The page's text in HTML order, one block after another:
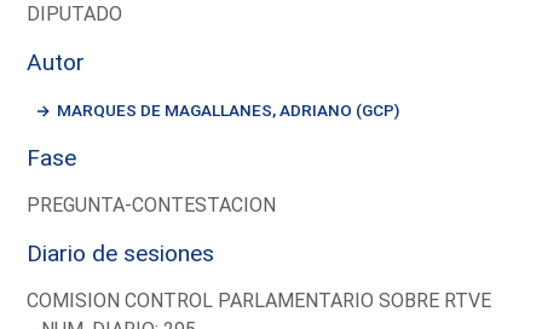
DIPUTADO
Autor
MARQUES DE MAGALLANES, ADRIANO (GCP)
Fase
PREGUNTA-CONTESTACION
Diario de sesiones
COMISION CONTROL PARLAMENTARIO SOBRE RTVE